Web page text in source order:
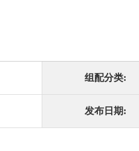
组配分类:
发布日期: